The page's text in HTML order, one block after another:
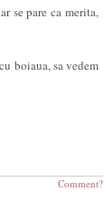
se pare ca merita,
boiaua, sa vedem
Comment?